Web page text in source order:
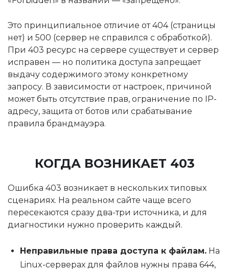
Это принципиальное отличие от 404 (страницы
нет) и 500 (сервер не справился с обработкой).
При 403 ресурс на сервере существует и сервер
исправен — но политика доступа запрещает
выдачу содержимого этому конкретному
запросу. В зависимости от настроек, причиной
может быть отсутствие прав, ограничение по IP-
адресу, защита от ботов или срабатывание
правила брандмауэра.
КОГДА ВОЗНИКАЕТ 403
Ошибка 403 возникает в нескольких типовых
сценариях. На реальном сайте чаще всего
пересекаются сразу два-три источника, и для
диагностики нужно проверить каждый.
Неправильные права доступа к файлам. На
Linux-серверах для файлов нужны права 644,